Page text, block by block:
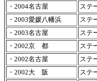
・2004名古屋
ステ
・2003愛媛八幡浜
ステ
・2003名古屋
ステ
・2002京 都
ステ
・2002名古屋
ステ
・2002大 阪
ステ